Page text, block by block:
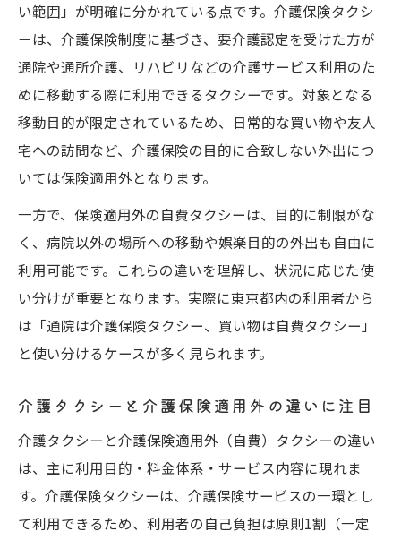
介護タクシーと介護保険タクシーの違いを
解説
福祉タクシーと介護タクシーの違いを知る
ことが安心の第一歩
介護タクシーの保険適用外と自費料金の特
覚
どんなとき介護保険タクシーが使えるのか
介護タクシーと介護保険タクシーの使える
介護タクシー保険適用範囲のポイント解説
介護タクシー利用時の要介護認定と条件
介護タクシー保険適用外でも便利に使える
ケース
費用面の疑問に答える介護タクシー比較
い範囲」が明確に分かれている点です。介護保険タクシ
ーは、介護保険制度に基づき、要介護認定を受けた方が
通院や通所介護、リハビリなどの介護サービス利用のた
めに移動する際に利用できるタクシーです。対象となる
移動目的が限定されているため、日常的な買い物や友人
宅への訪問など、介護保険の目的に合致しない外出につ
いては保険適用外となります。
一方で、保険適用外の自費タクシーは、目的に制限がな
く、病院以外の場所への移動や娯楽目的の外出も自由に
利用可能です。これらの違いを理解し、状況に応じた使
い分けが重要となります。実際に東京都内の利用者から
は「通院は介護保険タクシー、買い物は自費タクシー」
と使い分けるケースが多く見られます。
介護タクシーと介護保険適用外の違いに注目
介護タクシーと介護保険適用外（自費）タクシーの違い
は、主に利用目的・料金体系・サービス内容に現れま
す。介護保険タクシーは、介護保険サービスの一環とし
て利用できるため、利用者の自己負担は原則1割（一定